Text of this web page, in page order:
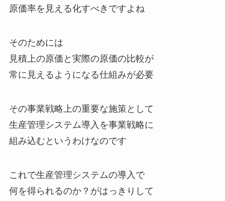
原価率を見える化すべきですよね
そのためには
見積上の原価と実際の原価の比較が
常に見えるようになる仕組みが必要
その事業戦略上の重要な施策として
生産管理システム導入を事業戦略に
組み込むというわけなのです
これで生産管理システムの導入で
何を得られるのか？がはっきりして